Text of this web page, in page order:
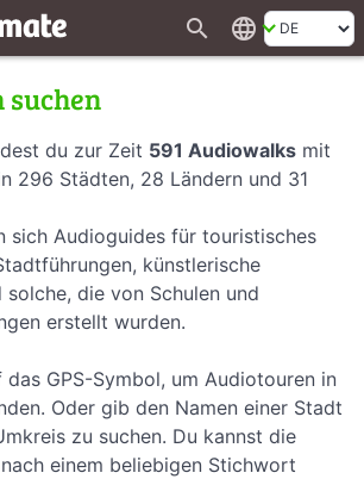
search language
du zur Zeit 591 Audiowalks mit
296 Städten, 28 Ländern und 31
sich Audioguides für touristisches
künstlerische
die von Schulen und
erstellt wurden.
GPS-Symbol, um Audiotouren in
Oder gib den Namen einer Stadt
zu suchen. Du kannst die
einem beliebigen Stichwort